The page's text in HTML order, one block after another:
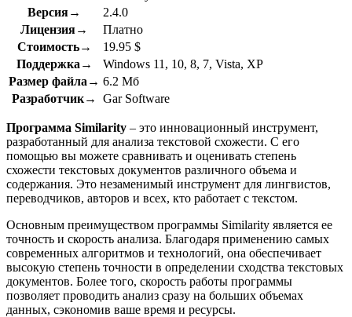
Версия→
2.4.0
Лицензия→
Платно
Стоимость→
19.95 $
Поддержка→
Windows 11, 10, 8, 7, Vista, XP
Размер файла→ 6.2 Мб
Разработчик→
Gar Software
Программа Similarity – это инновационный инструмент,
разработанный для анализа текстовой схожести. С его
помощью вы можете сравнивать и оценивать степень
схожести текстовых документов различного объема и
содержания. Это незаменимый инструмент для лингвистов,
переводчиков, авторов и всех, кто работает с текстом.
Основным преимуществом программы Similarity является ее
точность и скорость анализа. Благодаря применению самых
современных алгоритмов и технологий, она обеспечивает
высокую степень точности в определении сходства текстовых
документов. Более того, скорость работы программы
позволяет проводить анализ сразу на больших объемах
данных, сэкономив ваше время и ресурсы.